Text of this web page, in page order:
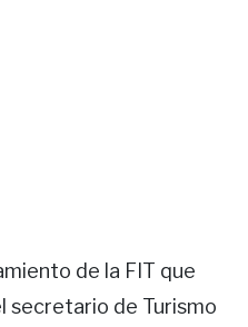
de la FIT que
secretario de Turismo